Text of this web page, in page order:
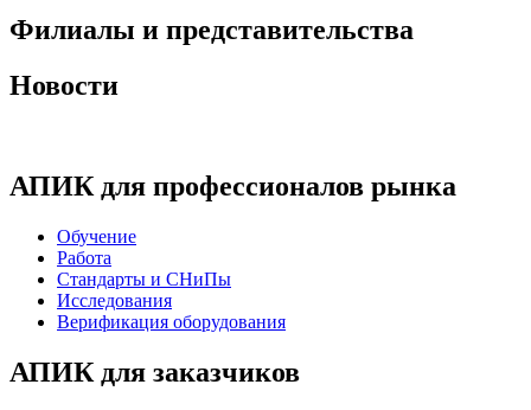
Филиалы и представительства
Новости
АПИК для профессионалов рынка
Обучение
Работа
Стандарты и СНиПы
Исследования
Верификация оборудования
АПИК для заказчиков